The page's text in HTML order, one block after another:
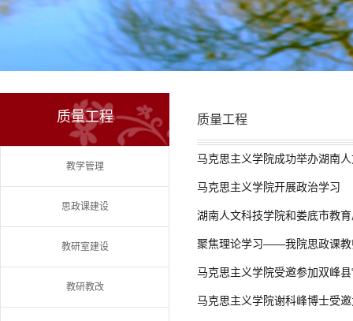
质量工程
教学管理
思政课建设
教研室建设
教研教改
质量工程
马克思主义学院成功举办湖南
马克思主义学院开展政治学习
湖南人文科技学院和娄底市教
聚焦理论学习——我院思政课教
马克思主义学院受邀参加双峰
马克思主义学院谢科峰博士受